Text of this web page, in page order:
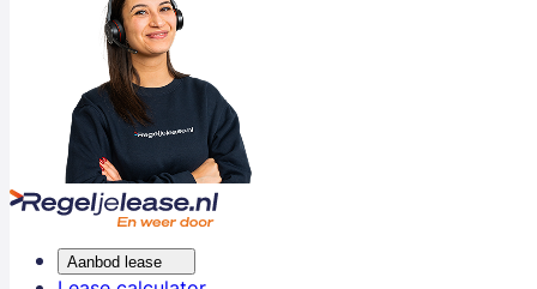
Aanbod lease